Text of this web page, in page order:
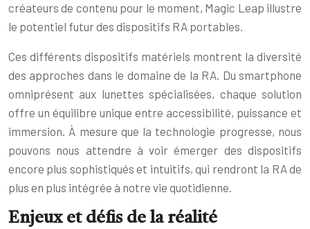
créateurs de contenu pour le moment, Magic Leap illustre
le potentiel futur des dispositifs RA portables.
Ces différents dispositifs matériels montrent la diversité
des approches dans le domaine de la RA. Du smartphone
omniprésent aux lunettes spécialisées, chaque solution
offre un équilibre unique entre accessibilité, puissance et
immersion. À mesure que la technologie progresse, nous
pouvons nous attendre à voir émerger des dispositifs
encore plus sophistiqués et intuitifs, qui rendront la RA de
plus en plus intégrée à notre vie quotidienne.
Enjeux et défis de la réalité